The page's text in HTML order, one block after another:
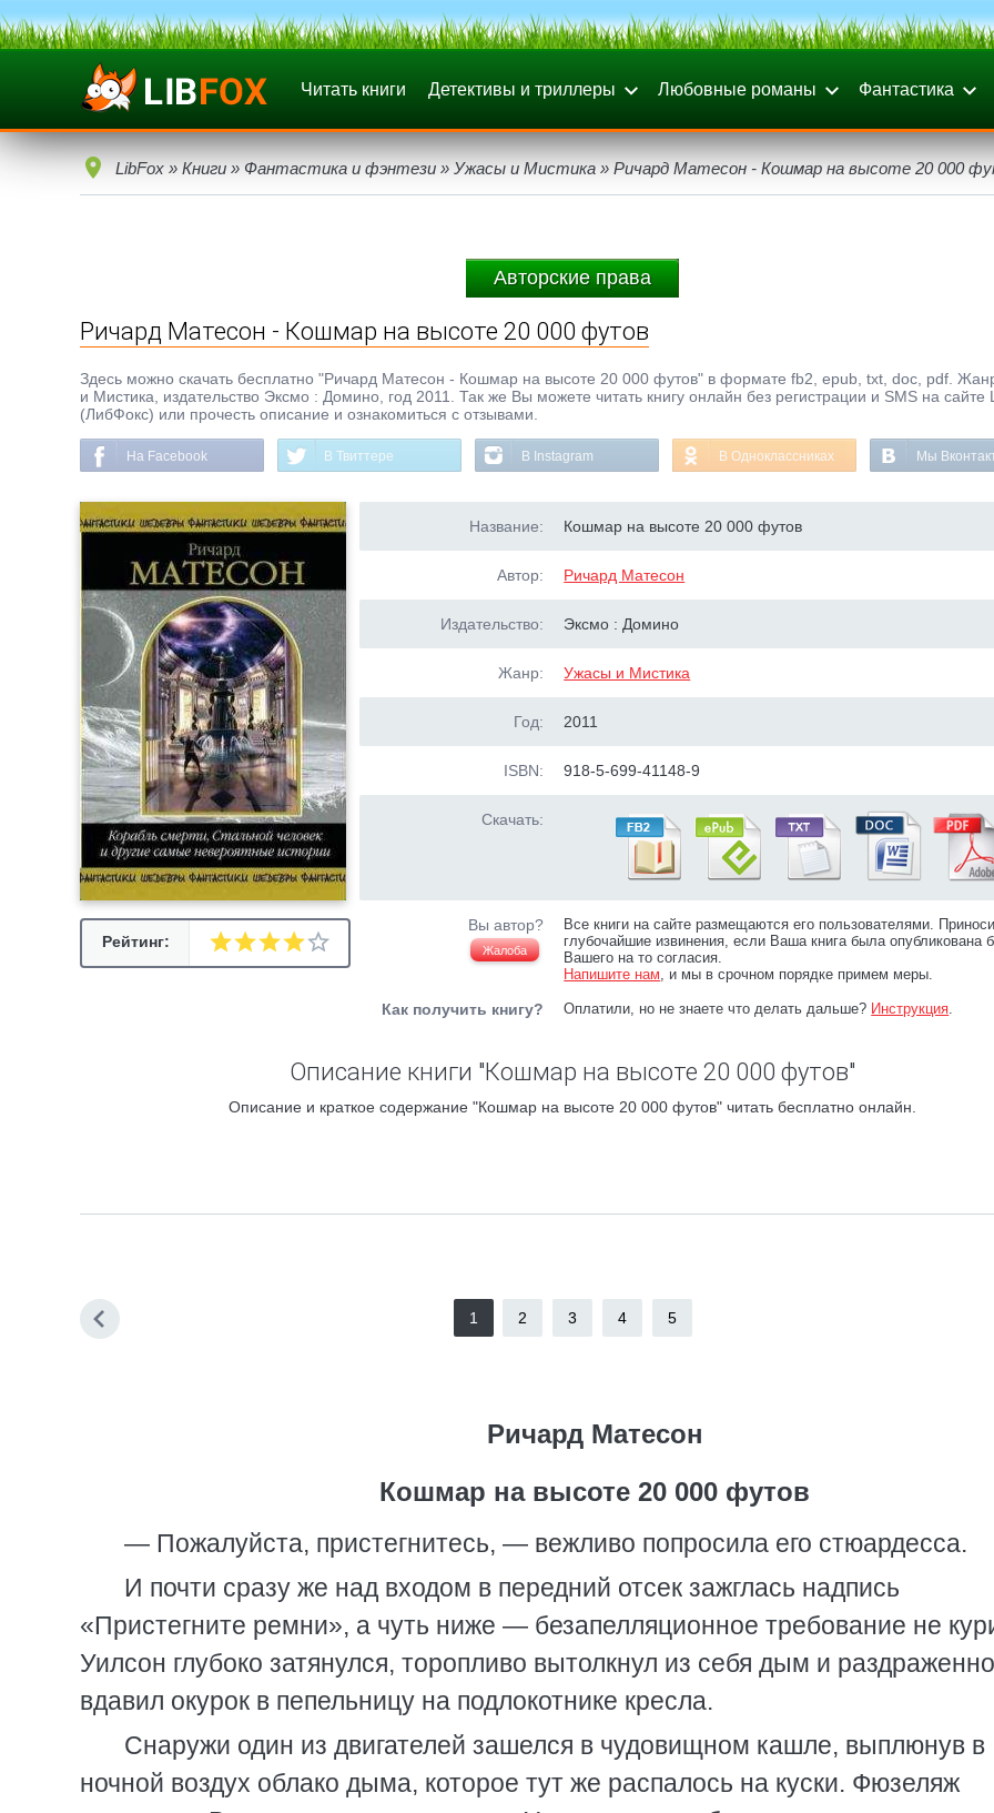
Читать книги Детективы и триллеры Любовные романы Фантастика
LibFox » Книги » Фантастика и фэнтези » Ужасы и Мистика » Ричард Матесон - Кошмар на высоте 20 000
Авторские права
Ричард Матесон - Кошмар на высоте 20 000 футов
Здесь можно скачать бесплатно "Ричард Матесон - Кошмар на высоте 20 000 футов" в формате fb2, epub, txt, doc, pdf.
и Мистика, издательство Эксмо : Домино, год 2011. Так же Вы можете читать книгу онлайн без регистрации и SMS на сайте
(ЛибФокс) или прочесть описание и ознакомиться с отзывами.
На Facebook В Твиттере В Instagram В Одноклассниках Мы
Рейтинг:
Название: Кошмар на высоте 20 000 футов
Автор: Ричард Матесон
Издательство: Эксмо : Домино
Жанр: Ужасы и Мистика
Год: 2011
ISBN: 918-5-699-41148-9
Скачать:
Вы автор?
Жалоба
Все книги на сайте размещаются его пользователями.
глубочайшие извинения, если Ваша книга была опубликована
Вашего на то согласия.
Напишите нам, и мы в срочном порядке примем меры.
Как получить книгу? Оплатили, но не знаете что делать дальше? Инструкция.
Описание книги "Кошмар на высоте 20 000 футов"
Описание и краткое содержание "Кошмар на высоте 20 000 футов" читать бесплатно онлайн.
1 2 3 4 5
Ричард Матесон
Кошмар на высоте 20 000 футов
— Пожалуйста, пристегнитесь, — вежливо попросила его стюардесса.
И почти сразу же над входом в передний отсек зажглась надпись
«Пристегните ремни», а чуть ниже — безапелляционное требование не
Уилсон глубоко затянулся, торопливо вытолкнул из себя дым и раздраженно
вдавил окурок в пепельницу на подлокотнике кресла.
Снаружи один из двигателей зашелся в чудовищном кашле, выплюнув в
ночной воздух облако дыма, которое тут же распалось на куски. Фюзеляж